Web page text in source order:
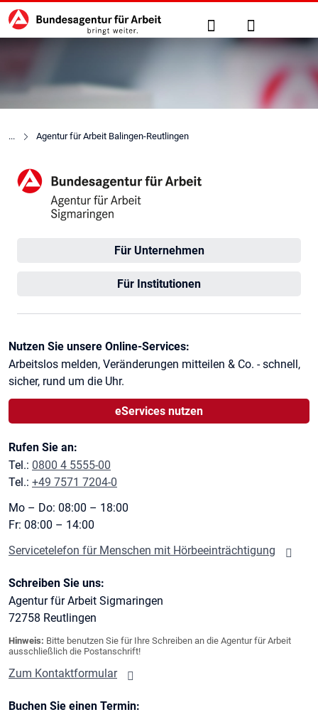
zu den Hauptinhalten springen
Hauptnavigation Suche Anmelden
Agentur für Arbeit Balingen-Reutlingen
Agentur für Arbeit
Für Unternehmen
Für Institutionen
Kontaktinformationen
Nutzen Sie unsere Online-Services:
Arbeitslos melden, Veränderungen mitteilen & Co. - schnell,
sicher, rund um die Uhr.
eServices nutzen
Rufen Sie an:
Tel.: 0800 4 5555-00
Tel.: +49 7571 7204-0
Mo – Do: 08:00 – 18:00
Fr: 08:00 – 14:00
Servicetelefon für Menschen mit Hörbeeinträchtigung
Schreiben Sie uns:
Agentur für Arbeit Sigmaringen
72758 Reutlingen
Hinweis: Bitte benutzen Sie für Ihre Schreiben an die Agentur für Arbeit
ausschließlich die Postanschrift!
Zum Kontaktformular
Buchen Sie einen Termin: